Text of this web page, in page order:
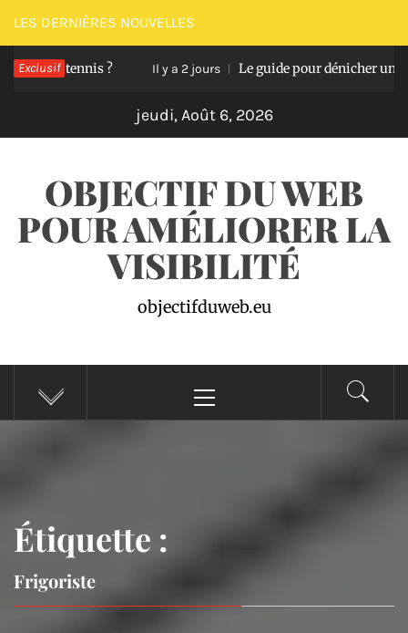
Passer
au
contenu
LES DERNIÈRES NOUVELLES
Exclusif
tennis ? Il y a 2 jours Le guide pour dénicher une
jeudi, Août 6, 2026
OBJECTIF DU WEB
POUR AMÉLIORER LA
VISIBILITÉ
objectifduweb.eu
principal
Étiquette :
Frigoriste